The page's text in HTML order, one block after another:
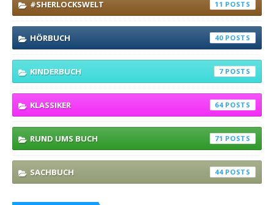
#SHERLOCKSWELT 11
HÖRBUCH 40
KINDERBUCH 7
KLASSIKER 64
RUND UMS BUCH 71
SACHBUCH 44